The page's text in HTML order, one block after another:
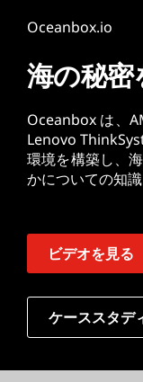
Oceanbox.io
海の秘密
Oceanbox は、
Lenovo
環境を構築し、
かについての知識
ビデオを見る
ケーススタデ